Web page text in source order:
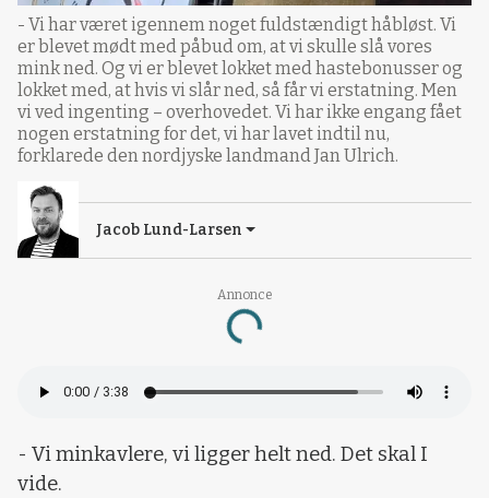
Annonce
Loading...
- Vi har været igennem noget fuldstændigt håbløst. Vi
er blevet mødt med påbud om, at vi skulle slå vores
mink ned. Og vi er blevet lokket med hastebonusser og
lokket med, at hvis vi slår ned, så får vi erstatning. Men
vi ved ingenting – overhovedet. Vi har ikke engang fået
nogen erstatning for det, vi har lavet indtil nu,
forklarede den nordjyske landmand Jan Ulrich.
Jacob Lund-Larsen
- Vi minkavlere, vi ligger helt ned. Det skal I
vide.